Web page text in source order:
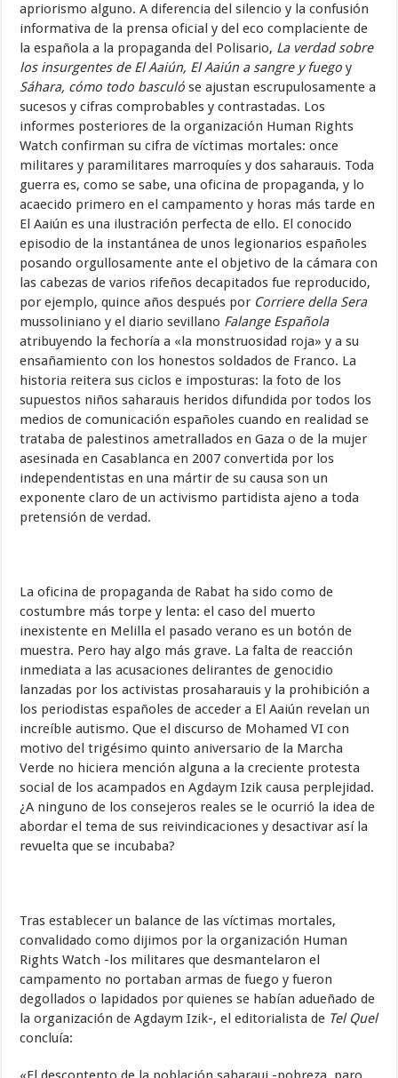
apriorismo alguno. A diferencia del silencio y la confusión
informativa de la prensa oficial y del eco complaciente de
la española a la propaganda del Polisario, La verdad sobre
los insurgentes de El Aaiún, El Aaiún a sangre y fuego y
Sáhara, cómo todo basculó se ajustan escrupulosamente a
sucesos y cifras comprobables y contrastadas. Los
informes posteriores de la organización Human Rights
Watch confirman su cifra de víctimas mortales: once
militares y paramilitares marroquíes y dos saharauis. Toda
guerra es, como se sabe, una oficina de propaganda, y lo
acaecido primero en el campamento y horas más tarde en
El Aaiún es una ilustración perfecta de ello. El conocido
episodio de la instantánea de unos legionarios españoles
posando orgullosamente ante el objetivo de la cámara con
las cabezas de varios rifeños decapitados fue reproducido,
por ejemplo, quince años después por Corriere della Sera
mussoliniano y el diario sevillano Falange Española
atribuyendo la fechoría a «la monstruosidad roja» y a su
ensañamiento con los honestos soldados de Franco. La
historia reitera sus ciclos e imposturas: la foto de los
supuestos niños saharauis heridos difundida por todos los
medios de comunicación españoles cuando en realidad se
trataba de palestinos ametrallados en Gaza o de la mujer
asesinada en Casablanca en 2007 convertida por los
independentistas en una mártir de su causa son un
exponente claro de un activismo partidista ajeno a toda
pretensión de verdad.
La oficina de propaganda de Rabat ha sido como de
costumbre más torpe y lenta: el caso del muerto
inexistente en Melilla el pasado verano es un botón de
muestra. Pero hay algo más grave. La falta de reacción
inmediata a las acusaciones delirantes de genocidio
lanzadas por los activistas prosaharauis y la prohibición a
los periodistas españoles de acceder a El Aaiún revelan un
increíble autismo. Que el discurso de Mohamed VI con
motivo del trigésimo quinto aniversario de la Marcha
Verde no hiciera mención alguna a la creciente protesta
social de los acampados en Agdaym Izik causa perplejidad.
¿A ninguno de los consejeros reales se le ocurrió la idea de
abordar el tema de sus reivindicaciones y desactivar así la
revuelta que se incubaba?
Tras establecer un balance de las víctimas mortales,
convalidado como dijimos por la organización Human
Rights Watch -los militares que desmantelaron el
campamento no portaban armas de fuego y fueron
degollados o lapidados por quienes se habían adueñado de
la organización de Agdaym Izik-, el editorialista de Tel Quel
concluía: